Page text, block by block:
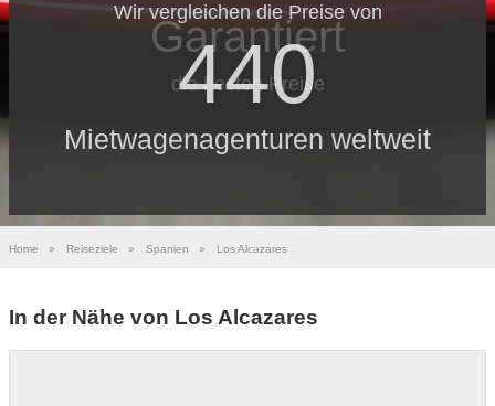
Wir vergleichen die Preise von
440
Mietwagenagenturen weltweit
Garantiert
die besten Preise
Home » Reiseziele » Spanien » Los Alcazares
In der Nähe von Los Alcazares